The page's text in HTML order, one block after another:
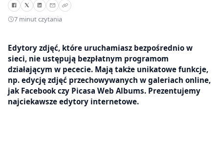
7 minut czytania
Edytory zdjęć, które uruchamiasz bezpośrednio w
sieci, nie ustępują bezpłatnym programom
działającym w pececie. Mają także unikatowe funkcje,
np. edycję zdjęć przechowywanych w galeriach online,
jak Facebook czy Picasa Web Albums. Prezentujemy
najciekawsze edytory internetowe.